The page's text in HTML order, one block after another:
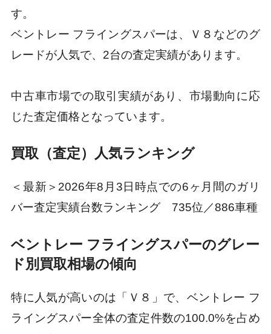
す。
ベントレー フライングスパーは、Ｖ８などのグ
レードが人気で、2台の査定実績があります。
中古車市場での取引実績があり、市場動向に応
じた査定価格となっています。
買取（査定）人気ランキング
＜最新＞2026年8月3日時点での6ヶ月間のガリ
バー査定実績台数ランキング 735位／886車種
ベントレー フライングスパーのグレー
ド別買取相場の傾向
特に人気が高いのは「Ｖ８」で、ベントレー フ
ライングスパー全体の査定件数の100.0%を占め